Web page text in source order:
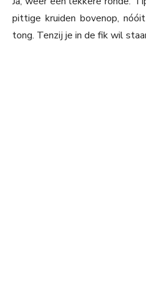
pittige kruiden bovenop,
tong. Tenzij je in de fik wil